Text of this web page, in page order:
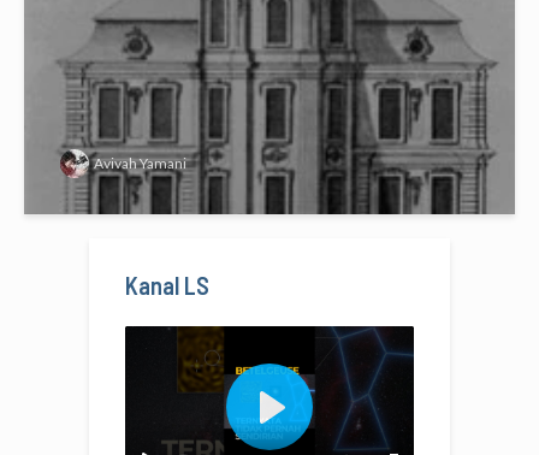
Avivah Yamani
Kanal LS